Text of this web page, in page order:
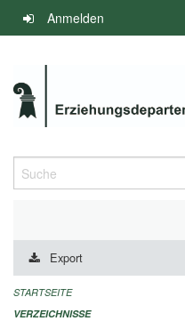
Navigation
überspringen
Anmelden
Suche
INFOS ZUM ED-
IMPRESSUM
Export
STARTSEITE
VERZEICHNISSE